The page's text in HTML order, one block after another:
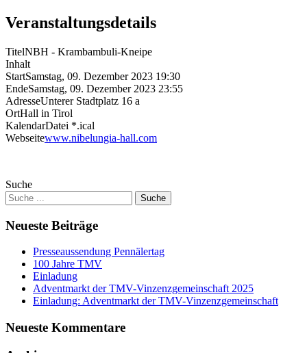
Veranstaltungsdetails
TitelNBH - Krambambuli-Kneipe
Inhalt
StartSamstag, 09. Dezember 2023 19:30
EndeSamstag, 09. Dezember 2023 23:55
AdresseUnterer Stadtplatz 16 a
OrtHall in Tirol
KalendarDatei *.ical
Webseitewww.nibelungia-hall.com
Suche
Neueste Beiträge
Presseaussendung Pennälertag
100 Jahre TMV
Einladung
Adventmarkt der TMV-Vinzenzgemeinschaft 2025
Einladung: Adventmarkt der TMV-Vinzenzgemeinschaft
Neueste Kommentare